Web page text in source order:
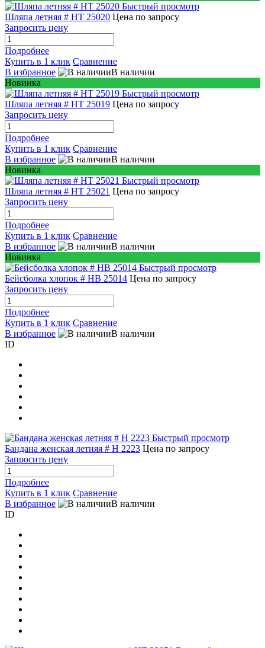
Быстрый просмотр
Шляпа летняя # HT 25020 Цена по запросу
Запросить цену
Подробнее
Купить в 1 клик Сравнение
В избранное
В наличии
Новинка
Быстрый просмотр
Шляпа летняя # HT 25019 Цена по запросу
Запросить цену
Подробнее
Купить в 1 клик Сравнение
В избранное
В наличии
Новинка
Быстрый просмотр
Шляпа летняя # HT 25021 Цена по запросу
Запросить цену
Подробнее
Купить в 1 клик Сравнение
В избранное
В наличии
Новинка
Быстрый просмотр
Бейсболка хлопок # HB 25014 Цена по запросу
Запросить цену
Подробнее
Купить в 1 клик Сравнение
В избранное
В наличии
ID
Быстрый просмотр
Бандана женская летняя # H 2223 Цена по запросу
Запросить цену
Подробнее
Купить в 1 клик Сравнение
В избранное
В наличии
ID